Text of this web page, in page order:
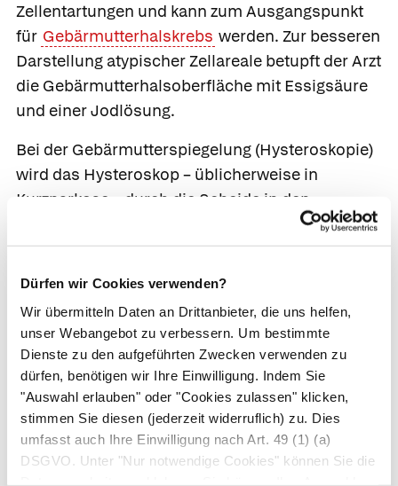
Dürfen wir Cookies verwenden?
Wir übermitteln Daten an Drittanbieter, die uns helfen,
unser Webangebot zu verbessern. Um bestimmte
Dienste zu den aufgeführten Zwecken verwenden zu
dürfen, benötigen wir Ihre Einwilligung. Indem Sie
"Auswahl erlauben" oder "Cookies zulassen" klicken,
stimmen Sie diesen (jederzeit widerruflich) zu. Dies
umfasst auch Ihre Einwilligung nach Art. 49 (1) (a)
DSGVO. Unter "Nur notwendige Cookies" können Sie die
Zellentartungen und kann zum Ausgangspunkt
für Gebärmutterhalskrebs werden. Zur besseren
Darstellung atypischer Zellareale betupft der Arzt
die Gebärmutterhalsoberfläche mit Essigsäure
und einer Jodlösung.
Bei der Gebärmutterspiegelung (Hysteroskopie)
wird das Hysteroskop– üblicherweise in
Kurznarkose – durch die Scheide in den
Gebärmutterhals eingeführt. Um die nach vorn
geknickte Gebärmutter besser einsehen zu
können, wird sie aufgerichtet und durch
kleinen Drahtschlinge kann der Arzt während der
Untersuchung Gewebeproben aus der
Gebärmutterschleimhaut entnehmen. Die
Gebärmutterspiegelung zeigt Verklebungen,
Polypen , Tumoren wie z. B.Myomeund
Fehlbildungen der Gebärmutter.